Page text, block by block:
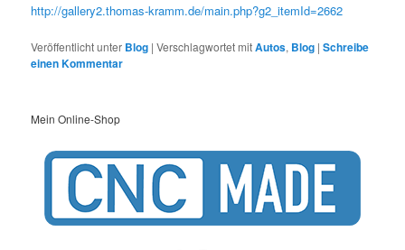
http://gallery2.thomas-kramm.de/main.php?g2_itemId=2662
Veröffentlicht unter Blog |Verschlagwortet mitAutos, Blog |Schreibe
einen Kommentar
Mein Online-Shop